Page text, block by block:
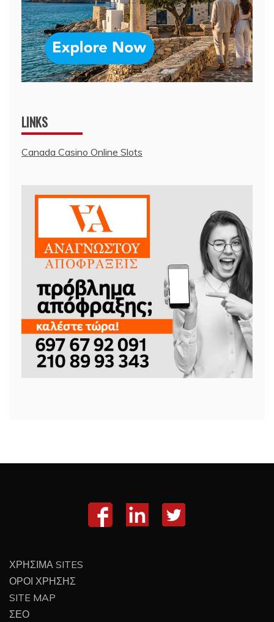
LINKS
Canada Casino Online Slots
ΧΡΗΣΙΜΑ SITES
ΟΡΟΙ ΧΡΗΣΗΣ
SITE MAP
ΣΕΟ